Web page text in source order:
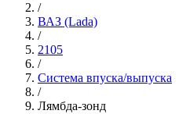
/
ВАЗ (Lada)
/
2105
/
Система впуска/выпуска
/
Лямбда-зонд